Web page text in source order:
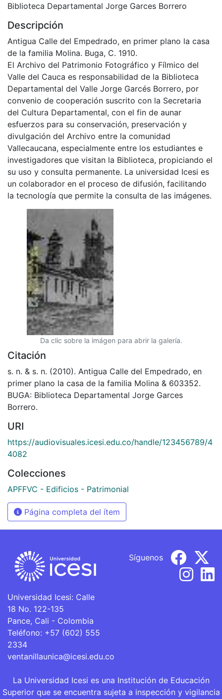
Biblioteca Departamental Jorge Garces Borrero
Descripción
Antigua Calle del Empedrado, en primer plano la casa
de la familia Molina. Buga, C. 1910.
El Archivo del Patrimonio Fotográfico y Fílmico del
Valle del Cauca es responsabilidad de la Biblioteca
Departamental del Valle Jorge Garcés Borrero, por
convenio de cooperación suscrito con la Secretaria
del Cultura Departamental, con el fin de aunar
esfuerzos para su conservación, preservación y
divulgación del Archivo entre la comunidad
Vallecaucana, especialmente entre los estudiantes e
investigadores que visitan la Biblioteca, propiciando el
su uso y consulta permanente. La universidad Icesi es
un colaborador en el proceso de difusión, facilitando
la tecnología que permite la consulta de las imágenes.
Da clic sobre la imágen para abrir la galería.
Citación
s. n. & s. n. (2010). Antigua Calle del Empedrado, en
primer plano la casa de la familia Molina & 603352.
BUGA: Biblioteca Departamental Jorge Garces
Borrero.
URI
https://audiovisuales.icesi.edu.co/handle/123456789/4
4082
Colecciones
APFFVC - Edificios - Patrimonial
Página completa del ítem
Universidad Icesi: Calle
18 No. 122-135
Pance, Cali - Colombia
Teléfono: +57 (602) 555
2334
ventanillaunica@icesi.edu.co
Síguenos
La Universidad Icesi es una Institución de Educación
Superior que se encuentra sujeta a inspección y vigilancia